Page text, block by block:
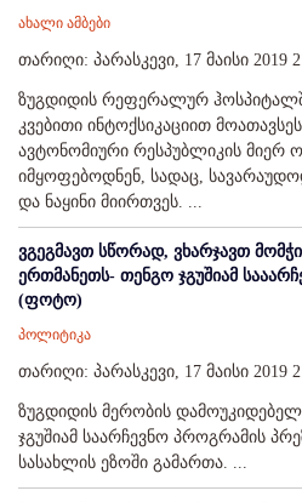
ახალი ამბები
თარიღი: პარასკევი, 17 მაისი 2019
ზუგდიდის რეფერალურ
კვებითი ინტოქსიკაციით
ავტონომიური რესპუბლიკის მიერ
იმყოფებოდნენ, სადაც,
და ნაყინი მიირთვეს. ...
ვგეგმავთ სწორად, ვხარჯავთ
ერთმანეთს- თენგო ჯგუშიამ
(ფოტო)
პოლიტიკა
თარიღი: პარასკევი, 17 მაისი 2019
ზუგდიდის მერობის
ჯგუშიამ საარჩევნო პროგრამის
სასახლის ეზოში გამართა. ...